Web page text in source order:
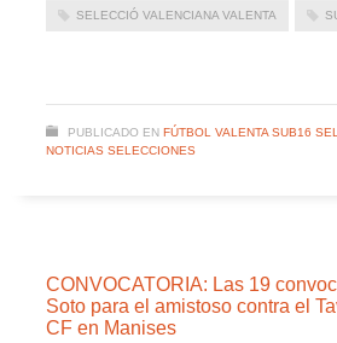
SELECCIÓ VALENCIANA VALENTA
PUBLICADO EN FÚTBOL VALENTA SUB16
NOTICIAS SELECCIONES
CONVOCATORIA: Las 19
Soto para el amistoso contra el
CF en Manises